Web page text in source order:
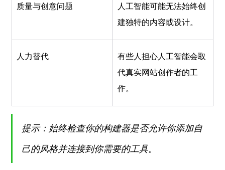
质量与创意问题
人工智能可能无法始终创
建独特的内容或设计。
人力替代
有些人担心人工智能会取
代真实网站创作者的工
作。
提示：始终检查你的构建器是否允许你添加自
己的风格并连接到你需要的工具。